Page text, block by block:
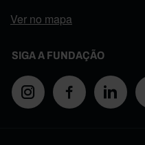
Ver no mapa
SIGA A FUNDAÇÃO